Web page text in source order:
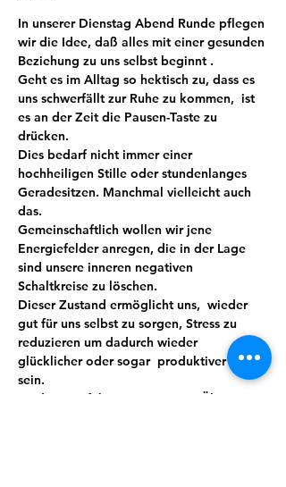
In unserer Dienstag Abend Runde pflegen
wir die Idee, daß alles mit einer gesunden
Beziehung zu uns selbst beginnt .
Geht es im Alltag so hektisch zu, dass es
uns schwerfällt zur Ruhe zu kommen,  ist
es an der Zeit die Pausen-Taste zu
drücken.
Dies bedarf nicht immer einer
hochheiligen Stille oder stundenlanges
Geradesitzen. Manchmal vielleicht auch
das.
Gemeinschaftlich wollen wir jene
Energiefelder anregen, die in der Lage
sind unsere inneren negativen
Schaltkreise zu löschen.
Dieser Zustand ermöglicht uns,  wieder
gut für uns selbst zu sorgen, Stress zu
reduzieren um dadurch wieder
glücklicher oder sogar  produktiver zu
sein.
Meditation führt mit ein wenig Übung